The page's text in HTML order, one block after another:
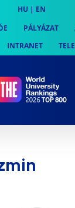
HU | EN
PÁLYÁZAT
INTRANET